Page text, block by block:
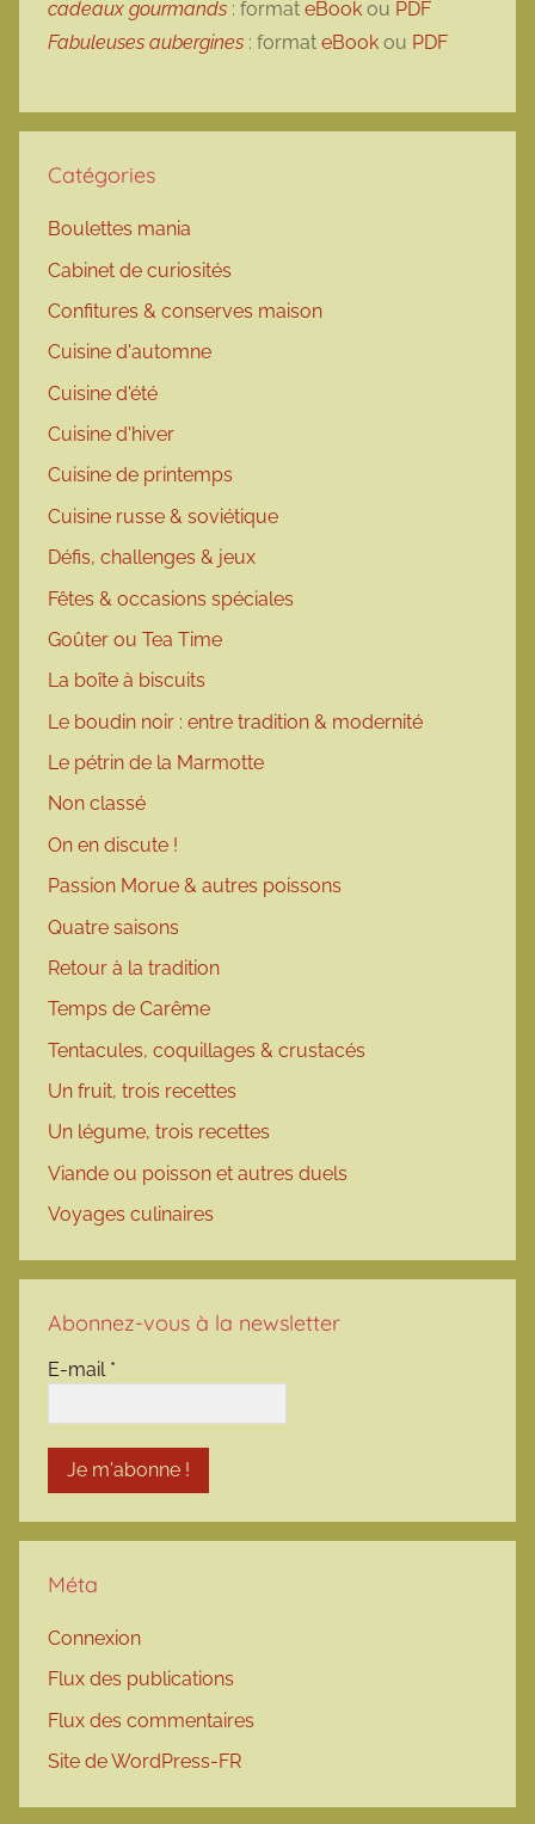
cadeaux gourmands : format eBook ou PDF
Fabuleuses aubergines : format eBook ou PDF
Catégories
Boulettes mania
Cabinet de curiosités
Confitures & conserves maison
Cuisine d'automne
Cuisine d'été
Cuisine d'hiver
Cuisine de printemps
Cuisine russe & soviétique
Défis, challenges & jeux
Fêtes & occasions spéciales
Goûter ou Tea Time
La boîte à biscuits
Le boudin noir : entre tradition & modernité
Le pétrin de la Marmotte
Non classé
On en discute !
Passion Morue & autres poissons
Quatre saisons
Retour à la tradition
Temps de Carême
Tentacules, coquillages & crustacés
Un fruit, trois recettes
Un légume, trois recettes
Viande ou poisson et autres duels
Voyages culinaires
Abonnez-vous à la newsletter
E-mail *
Méta
Connexion
Flux des publications
Flux des commentaires
Site de WordPress-FR